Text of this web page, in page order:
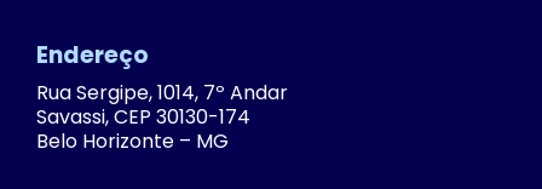
Endereço
Rua Sergipe, 1014, 7º Andar
Savassi, CEP 30130-174
Belo Horizonte – MG